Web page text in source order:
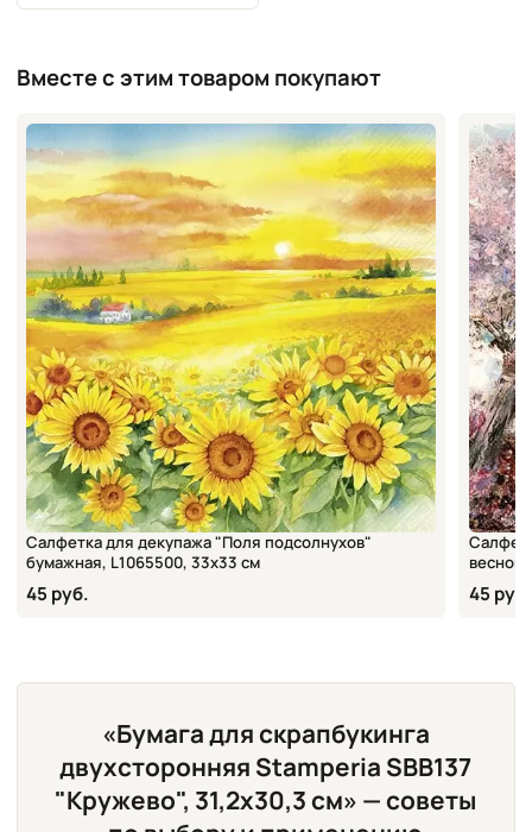
Вместе с этим товаром покупают
Салфетка для декупажа "Поля подсолнухов"
бумажная, L1065500, 33х33 см
45 руб. 45 руб.
«Бумага для скрапбукинга
двухсторонняя Stamperia SBB137
"Кружево", 31,2х30,3 см» — советы